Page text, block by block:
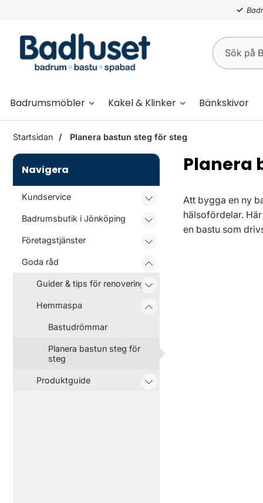
Badrumsmöbler Kakel & Klinker Bänkskivor
Startsidan Planera bastun steg för steg
Navigera
Kundservice
Badrumsbutik i Jönköping
Företagstjänster
Goda råd
Guider & tips för renovering
Hemmaspa
Bastudrömmar
Planera bastun steg för
steg
Produktguide
Planera
Att bygga en ny
hälsofördelar.
en bastu som